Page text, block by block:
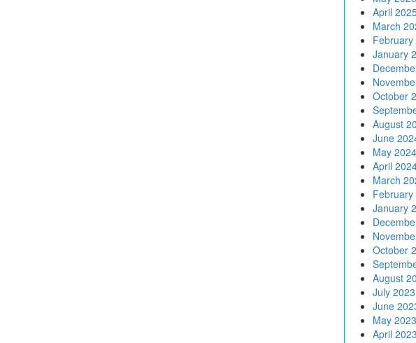
April
March
January
October
August
June
May 2024
April
March
January
October
August
July 2023
June
May 2023
April 2023